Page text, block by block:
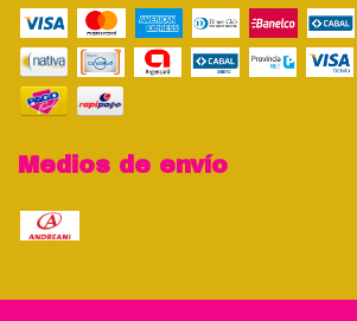
Medios de envío